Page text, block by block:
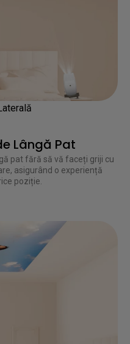
Lângă Pat
pat fără să vă faceți griji cu
asigurând o experiență
poziție.